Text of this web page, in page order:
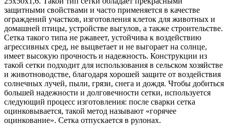
защитными свойствами и часто применяется в качестве
ограждений участков, изготовления клеток для животных и
домашней птицы, устройстве выгулов, а также строительстве.
Сетка такого типа не ржавеет, устойчива к воздействию
агрессивных сред, не выцветает и не выгорает на солнце,
имеет высокую прочность и надежность. Конструкции из
такой сетки подходит для использования в сельском хозяйстве
и животноводстве, благодаря хорошей защите от воздействия
солнечных лучей, пыли, грязи, снега и дождя. Чтобы добиться
большей надежности и долговечности сетки, используется
следующий процесс изготовления: после сварки сетка
оцинковывается, такой метод называют «горячее
оцинкование». Сетка отпускается в рулонах.